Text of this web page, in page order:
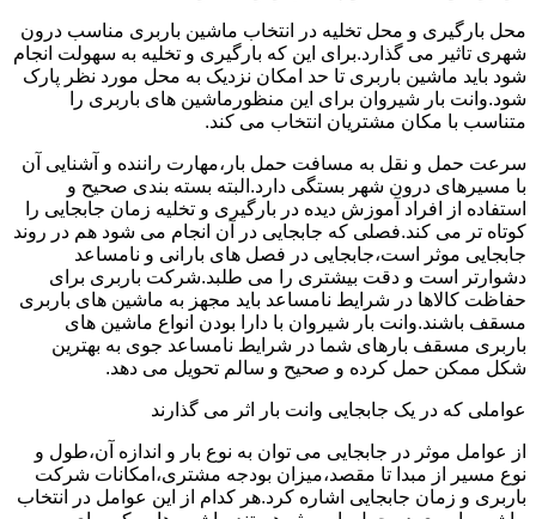
محل بارگیری و محل تخلیه در انتخاب ماشین باربری مناسب درون
شهری تاثیر می گذارد.برای این که بارگیری و تخلیه به سهولت انجام
شود باید ماشین باربری تا حد امکان نزدیک به محل مورد نظر پارک
شود.وانت بار شیروان برای این منظورماشین های باربری را
متناسب با مکان مشتریان انتخاب می کند.
سرعت حمل و نقل به مسافت حمل بار،مهارت راننده و آشنایی آن
با مسیرهای درون شهر بستگی دارد.البته بسته بندی صحیح و
استفاده از افراد آموزش دیده در بارگیری و تخلیه زمان جابجایی را
کوتاه تر می کند.فصلی که جابجایی در آن انجام می شود هم در روند
جابجایی موثر است،جابجایی در فصل های بارانی و نامساعد
دشوارتر است و دقت بیشتری را می طلبد.شرکت باربری برای
حفاظت کالاها در شرایط نامساعد باید مجهز به ماشین های باربری
مسقف باشند.وانت بار شیروان با دارا بودن انواع ماشین های
باربری مسقف بارهای شما در شرایط نامساعد جوی به بهترین
شکل ممکن حمل کرده و صحیح و سالم تحویل می دهد.
عواملی که در یک جابجایی وانت بار اثر می گذارند
از عوامل موثر در جابجایی می توان به نوع بار و اندازه آن،طول و
نوع مسیر از مبدا تا مقصد،میزان بودجه مشتری،امکانات شرکت
باربری و زمان جابجایی اشاره کرد.هر کدام از این عوامل در انتخاب